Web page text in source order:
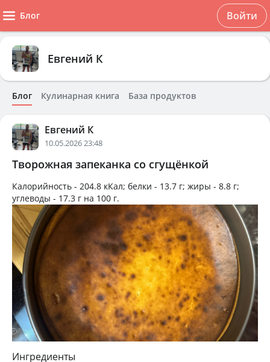
Блог Войти
Евгений К
Блог Кулинарная книга База продуктов
Евгений К
10.05.2026 23:48
Творожная запеканка со сгущёнкой
Калорийность - 204.8 кКал; белки - 13.7 г; жиры - 8.8 г;
углеводы - 17.3 г на 100 г.
Ингредиенты